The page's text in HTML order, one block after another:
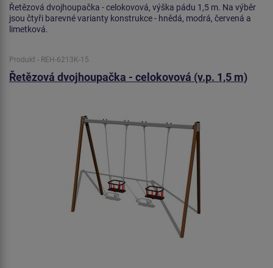
Řetězová dvojhoupačka - celokovová, výška pádu 1,5 m. Na výběr
jsou čtyři barevné varianty konstrukce - hnědá, modrá, červená a
limetková.
Produkt - REH-6213K-15
Řetězová dvojhoupačka - celokovová (v.p. 1,5 m)